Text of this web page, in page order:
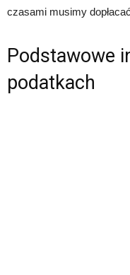
czasami musimy
Podstawowe
podatkach